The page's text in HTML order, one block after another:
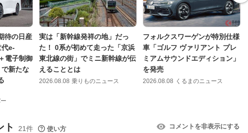
待の日産
e-
電子制御
新たな
実は「新幹線発祥の地」だっ
た！ 0系が初めて走った「京浜
東北線の街」でミニ新幹線が伝
えることとは
2026.08.08 乗りものニュース
フォルクスワーゲンが特別仕様
車「ゴルフ ヴァリアント プレ
ミアムサウンドエディション」
を発売
2026.08.08 くるまのニュース
ト 21件 使い方 コメントを非表示にする